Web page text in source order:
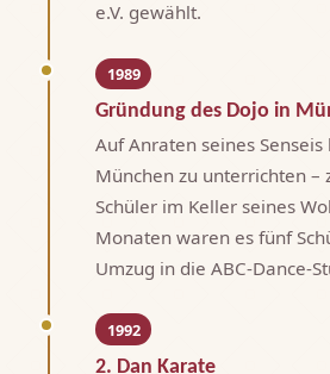
e.V. gewählt.
1989
Gründung des Dojo in
Auf Anraten seines
München zu unterrichten –
Schüler im Keller seines
Monaten waren es fünf
Umzug in die ABC-Dance-
1992
2. Dan Karate